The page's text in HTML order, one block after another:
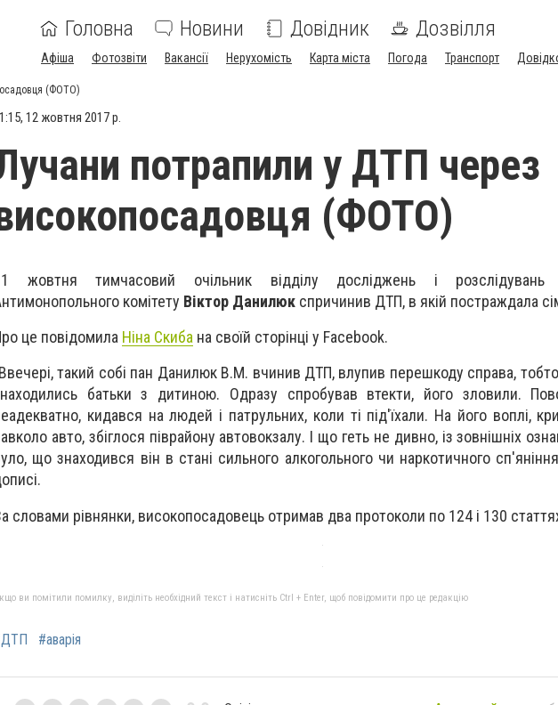
Головна Новини Довідник Дозвілля
Афіша Фотозвіти Вакансії Нерухомість Карта міста Погода Транспорт
(ФОТО)
12 жовтня 2017 р.
потрапили у ДТП через
(ФОТО)
жовтня тимчасовий очільник відділу досліджень і розслідувань
комітету Віктор Данилюк спричинив ДТП, в якій постраждала
це повідомила Ніна Скиба на своїй сторінці у Facebook.
такий собі пан Данилюк В.М. вчинив ДТП, влупив перешкоду справа,
батьки з дитиною. Одразу спробував втекти, його зловили.
кидався на людей і патрульних, коли ті під'їхали. На його воплі,
авто, збіглося піврайону автовокзалу. І що геть не дивно, із зовнішніх
що знаходився він в стані сильного алкогольного чи наркотичного
словами рівнянки, високопосадовець отримав два протоколи по 124 і 130
ви помітили помилку, виділіть необхідний текст і натисніть Ctrl + Enter, щоб повідомити про це редакцію
#аварія